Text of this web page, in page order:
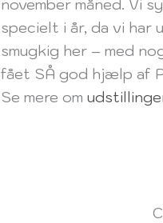
november måned. Vi
specielt i år, da vi har
smugkig her – med
fået SÅ god hjælp af
Se mere om